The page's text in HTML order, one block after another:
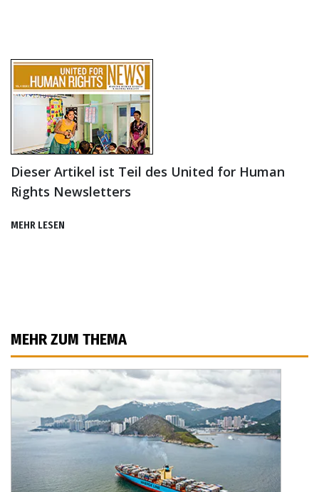
Dieser Artikel ist Teil des United for Human
Rights Newsletters
MEHR LESEN
MEHR ZUM THEMA